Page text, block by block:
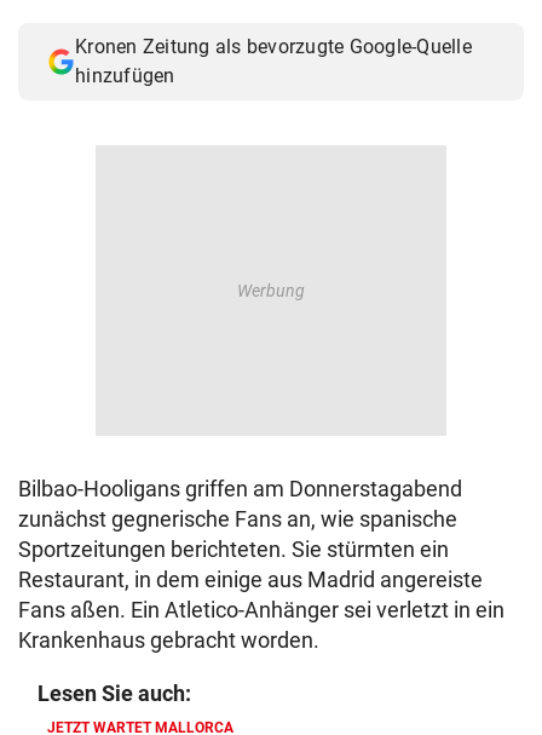
Kronen Zeitung als bevorzugte Google-Quelle
hinzufügen
Bilbao-Hooligans griffen am Donnerstagabend
zunächst gegnerische Fans an, wie spanische
Sportzeitungen berichteten. Sie stürmten ein
Restaurant, in dem einige aus Madrid angereiste
Fans aßen. Ein Atletico-Anhänger sei verletzt in ein
Krankenhaus gebracht worden.
Lesen Sie auch:
JETZT WARTET MALLORCA